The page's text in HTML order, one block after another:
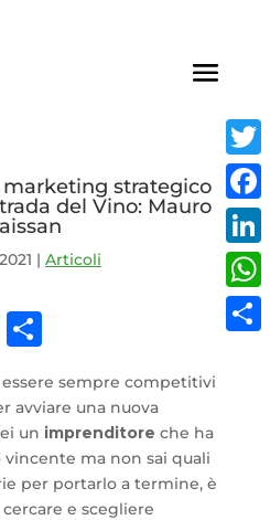
strategico
del Vino: Mauro
| Articoli
Condividi
sempre competitivi
avviare una nuova
un imprenditore che ha
ma non sai quali
per portarlo a termine, è
e scegliere